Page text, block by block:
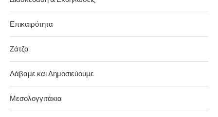
Επικαιρότητα
Ζάτζα
Λάβαμε και Δημοσιεύουμε
Μεσολογγιτάκια